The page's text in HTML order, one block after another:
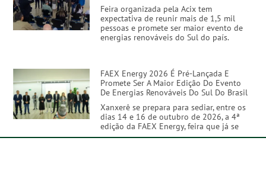
Feira organizada pela Acix tem
expectativa de reunir mais de 1,5 mil
pessoas e promete ser maior evento de
energias renováveis do Sul do país.
FAEX Energy 2026 É Pré-Lançada E
Promete Ser A Maior Edição Do Evento
De Energias Renováveis Do Sul Do Brasil
Xanxerê se prepara para sediar, entre os
dias 14 e 16 de outubro de 2026, a 4ª
edição da FAEX Energy, feira que já se